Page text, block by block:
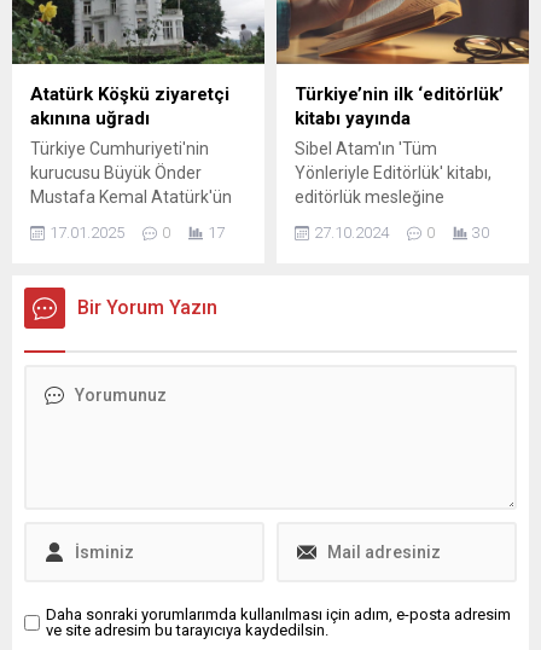
çalışmalar kapsamında
Türkiye’nin farklı illerindeki
okullara yüzlerce kitap
gönderildi. 2025–2026
eğitim öğretim dönemi
içerisinde sürdürülen kitap
gönderim çalışmaları
kapsamında; Erzurum,
Şanlıurfa, Kastamonu ve...
sinemasına tanıklık edin!
Atatürk Köşkü ziyaretçi
akınına uğradı
Türkiye Cumhuriyeti'nin
kurucusu Büyük Önder
Mustafa Kemal Atatürk'ün
Trabzon'da üç kez
konakladığı ve tarihi öneme
yılında 300 bin 548
ziyaretçiyi ağırlayarak
17.01.2025 0 17
Türkiye’nin ilk ‘editörlük’
kitabı yayında
Sibel Atam'ın 'Tüm
Yönleriyle Editörlük' kitabı,
editörlük mesleğine
derinlemesine bir bakış
sunuyor. Tecrübeler,
27.10.2024 0 30
Bir Yorum Yazın
Daha sonraki yorumlarımda kullanılması için adım, e-posta adresim
ve site adresim bu tarayıcıya kaydedilsin.